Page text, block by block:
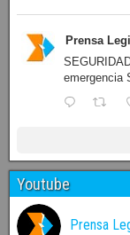
Prensa
emergencia
Youtube
Prensa